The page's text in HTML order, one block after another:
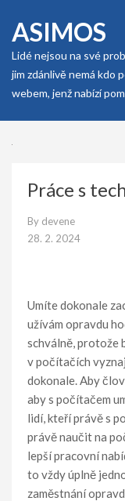
content
Enter)
ASIMOS
Lidé nejsou na své
jim zdánlivě nemá kdo
webem, jenž nabízí
Práce s
By devene
28. 2. 2024
Umíte dokonale
užívám opravdu
schválně, protože
v počítačích
dokonale. Aby
aby s počítačem
lidí, kteří právě s
právě naučit na
lepší pracovní
to vždy úplně
zaměstnání